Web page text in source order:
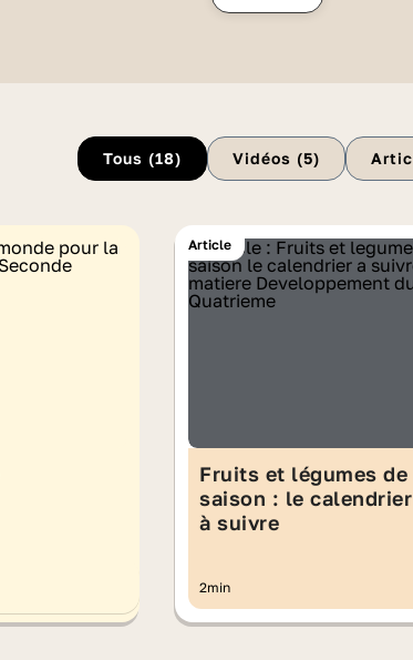
Tous (18) Vidéos (5)
Article
Fruits et légumes de
saison : le calendrier
à suivre
2min